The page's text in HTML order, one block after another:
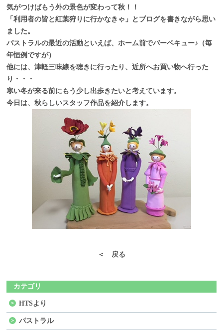
気がつけばもう外の景色が変わって秋！！
「利用者の皆と紅葉狩りに行かなきゃ」とブログを書きながら思い
ました。
パストラルの最近の活動といえば、ホーム前でバーベキュー♪（毎
年恒例ですが）
他には、津軽三味線を聴きに行ったり、近所へお買い物へ行った
り・・・
寒い冬が来る前にもう少し出歩きたいと考えています。
今日は、秋らしいスタッフ作品を紹介します。
＜ 戻る
カテゴリ
HTSより
パストラル